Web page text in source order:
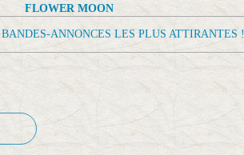
FLOWER MOON
ANNONCES LES PLUS ATTIRANTES !